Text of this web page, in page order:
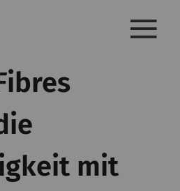
mit